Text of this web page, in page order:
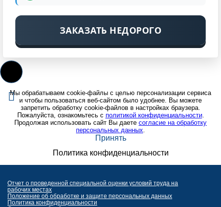
ЗАКАЗАТЬ НЕДОРОГО
Мы обрабатываем cookie-файлы с целью персонализации сервиса
и чтобы пользоваться веб-сайтом было удобнее. Вы можете
запретить обработку cookie-файлов в настройках браузера.
Пожалуйста, ознакомьтесь с политикой конфиденциальности.
Продолжая использовать сайт Вы даете согласие на обработку
персональных данных.
Принять
Политика конфиденциальности
Отчет о проведенной специальной оценки условий труда на
рабочих местах
Положение об обработке и защите персональных данных
Политика конфиденциальности